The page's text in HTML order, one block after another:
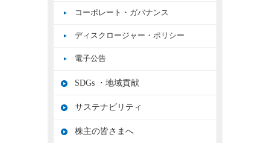
コーポレート・ガバナンス
ディスクロージャー・ポリシー
電子公告
SDGs ・地域貢献
サステナビリティ
株主の皆さまへ